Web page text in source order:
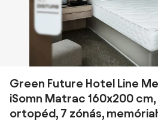
Green Future Hotel Line
iSomn Matrac 160x200
ortopéd, 7 zónás,